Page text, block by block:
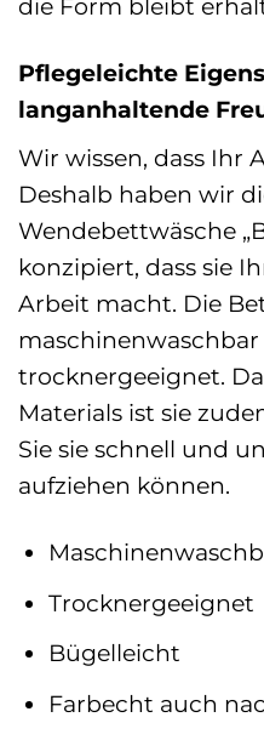
die Form bleibt
Pflegeleichte
langanhaltende
Wir wissen, dass Ihr
Deshalb haben wir
Wendebettwäsche
konzipiert, dass sie
Arbeit macht. Die
maschinenwaschbar
trocknergeeignet.
Materials ist sie
Sie sie schnell und
aufziehen können.
Trocknergeeignet
Bügelleicht
Farbecht auch